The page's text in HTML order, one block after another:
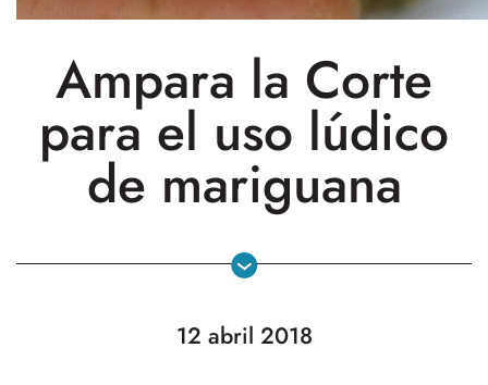
Ampara la Corte
para el uso lúdico
de mariguana
12 abril 2018